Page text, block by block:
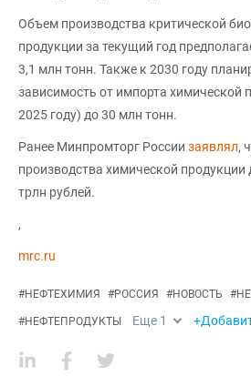
Объем производства критической
продукции за текущий год
3,1 млн тонн. Также к 2030 году
зависимость от импорта химической
2025 году) до 30 млн тонн.
Ранее Минпромторг России заявлял,
производства химической
трлн рублей.
,
mrc.ru
#НЕФТЕХИМИЯ #РОССИЯ #НОВОСТЬ #
#НЕФТЕПРОДУКТЫ Еще 1